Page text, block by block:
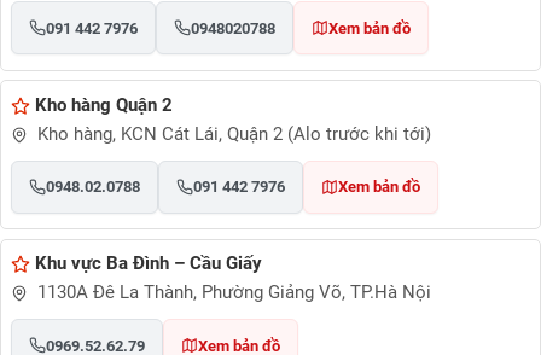
091 442 7976 0948020788 Xem bản đồ
Kho hàng Quận 2
Kho hàng, KCN Cát Lái, Quận 2 (Alo trước khi tới)
0948.02.0788 091 442 7976 Xem bản đồ
Khu vực Ba Đình – Cầu Giấy
1130A Đê La Thành, Phường Giảng Võ, TP.Hà Nội
0969.52.62.79 Xem bản đồ